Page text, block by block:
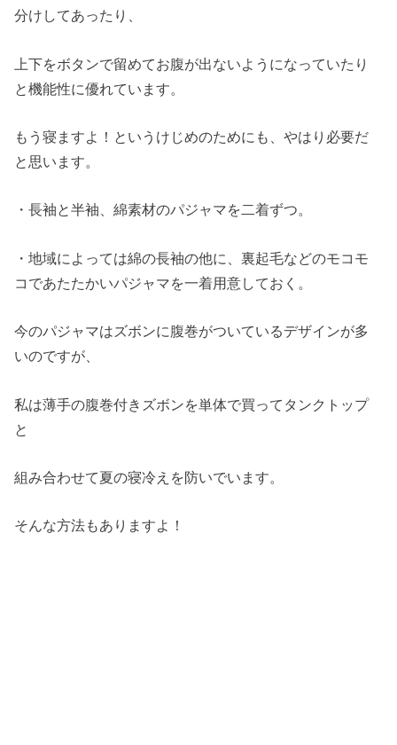
分けしてあったり、
上下をボタンで留めてお腹が出ないようになっていたり
と機能性に優れています。
もう寝ますよ！というけじめのためにも、やはり必要だ
と思います。
・長袖と半袖、綿素材のパジャマを二着ずつ。
・地域によっては綿の長袖の他に、裏起毛などのモコモ
コであたたかいパジャマを一着用意しておく。
今のパジャマはズボンに腹巻がついているデザインが多
いのですが、
私は薄手の腹巻付きズボンを単体で買ってタンクトップ
と
組み合わせて夏の寝冷えを防いでいます。
そんな方法もありますよ！